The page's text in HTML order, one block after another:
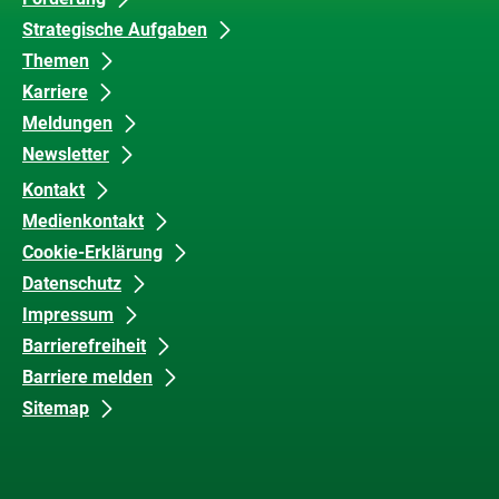
Inhalte
Strategische Aufgaben
Themen
Karriere
Meldungen
Newsletter
und
Barrierefreiheit
Kontakt
Medienkontakt
Cookie-Erklärung
Datenschutz
Impressum
Barrierefreiheit
Barriere melden
Sitemap